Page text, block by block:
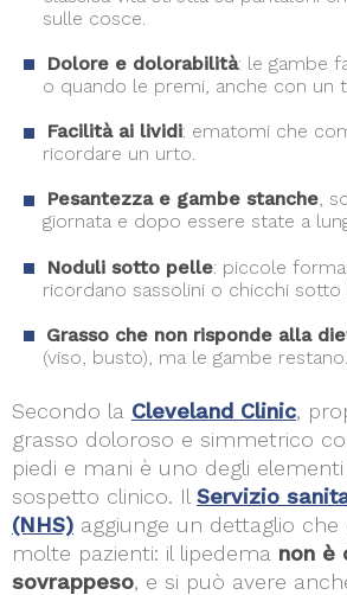
sulle cosce.
Dolore e dolorabilità: le gambe
o quando le premi, anche con un
Facilità ai lividi: ematomi che
ricordare un urto.
Pesantezza e gambe stanche,
giornata e dopo essere state a
Noduli sotto pelle: piccole
ricordano sassolini o chicchi sotto
Grasso che non risponde alla
(viso, busto), ma le gambe restano.
Secondo la Cleveland Clinic,
grasso doloroso e simmetrico
piedi e mani è uno degli
sospetto clinico. Il Servizio
(NHS) aggiunge un dettaglio che
molte pazienti: il lipedema non è
sovrappeso, e si può avere